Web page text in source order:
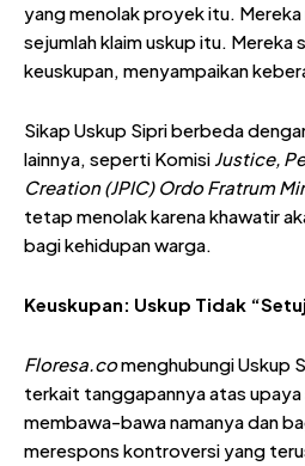
yang menolak proyek itu.
sejumlah klaim uskup itu.
keuskupan, menyampaikan
Sikap Uskup Sipri berbeda
lainnya, seperti Komisi Justice,
Creation (JPIC) Ordo Fratrum
tetap menolak karena khawatir
bagi kehidupan warga.
Keuskupan: Uskup Tidak
Floresa.comenghubungi Uskup
terkait tanggapannya atas upaya
membawa-bawa namanya dan
merespons kontroversi yang